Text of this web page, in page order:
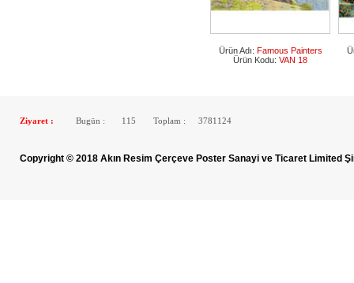
Ürün Adı: Famous Painters
Ürün Kodu: VAN 18
Ziyaret : Bugün : 115 Toplam : 3781124
Copyright © 2018 Akın Resim Çerçeve Poster Sanayi ve Ticaret Limited